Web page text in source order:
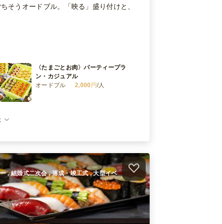
そうオードブル。「映る」盛り付けと、
〈たまごとお肉〉パーティープラ
ン・カジュアル
オードブル
2,000 円/人
, 結婚式二次会 , 落成・竣工式 , 大型イベ